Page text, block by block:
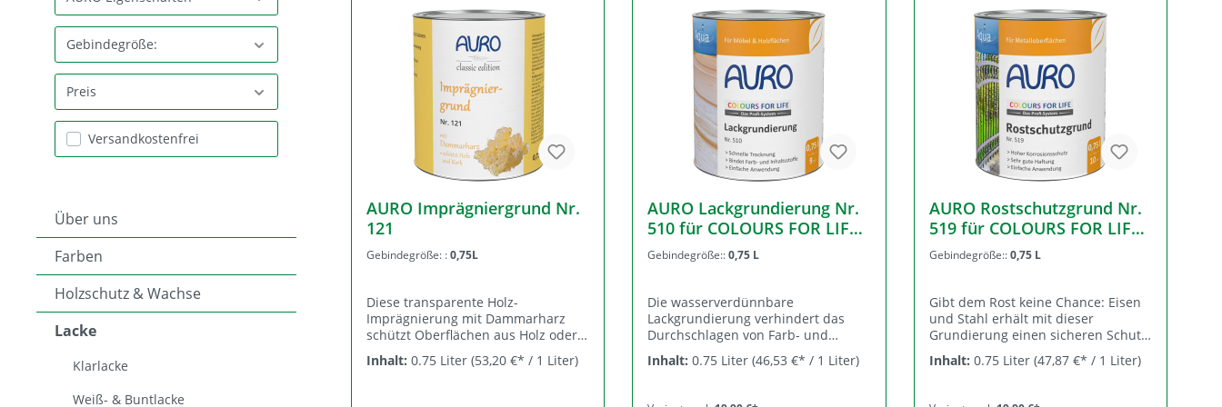
Lehm Grundierungen Lehm Grundputze Sanierputze Sumpfkalk Putze & Farben
Unterdach Blechdach Bauzeitenschutz
Lückenschalung Geschlossene Fassade Vormauerschalung
Verbindungsmittel
Gebindegröße:
Preis
Versandkostenfrei
Über uns
Farben
Holzschutz & Wachse
Lacke
Klarlacke
Weiß- & Buntlacke
AURO Imprägniergrund Nr.
121
Gebindegröße: :0,75L
Diese transparente Holz-
Imprägnierung mit Dammarharz
schützt Oberflächen aus Holz oder
Kork im Innenbereich. Sie kann als
Alleinbehandlung normal
Inhalt: 0.75 Liter (53,20 €* / 1 Liter)
AURO Lackgrundierung Nr.
510 für COLOURS FOR LIFE -
Profi-System
Gebindegröße::0,75 L
Die wasserverdünnbare
Lackgrundierung verhindert das
Durchschlagen von Farb- und
Inhaltsstoffen aus Hölzern wie z.B.
Eiche, Esche oder Kastanie und
Saugfähigkeiten des Untergrunds
Inhalt:0.75 Liter(46,53 €* / 1 Liter)
AURO Rostschutzgrund Nr.
519 für COLOURS FOR LIFE -
Profi-System
Gebindegröße::0,75 L
Gibt dem Rost keine Chance: Eisen
und Stahl erhält mit dieser
Grundierung einen sicheren Schutz
vor Korrosion. Anschließend mit
den farbigen AURO-Lacken aus der
überstreichen. Tipps Der
Inhalt: 0.75 Liter (47,87 €* / 1 Liter)